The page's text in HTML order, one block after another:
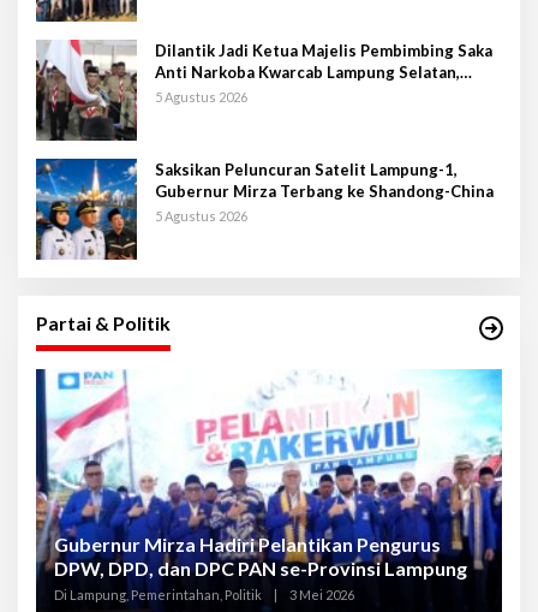
Dilantik Jadi Ketua Majelis Pembimbing Saka
Anti Narkoba Kwarcab Lampung Selatan,
Kepala BNNK Pramuka Garda P4GN
5 Agustus 2026
Saksikan Peluncuran Satelit Lampung-1,
Gubernur Mirza Terbang ke Shandong-China
5 Agustus 2026
Partai & Politik
Gubernur Mirza Hadiri Pelantikan Pengurus
DPW, DPD, dan DPC PAN se-Provinsi Lampung
Di Lampung, Pemerintahan, Politik | 3 Mei 2026